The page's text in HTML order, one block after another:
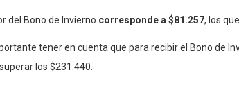
del Bono de Invierno corresponde a $81.257, los
tener en cuenta que para recibir el Bono de
los $231.440.